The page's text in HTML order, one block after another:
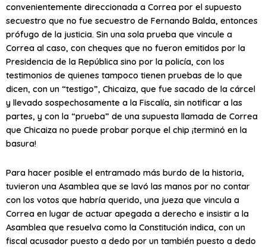
convenientemente direccionada a Correa por el supuesto
secuestro que no fue secuestro de Fernando Balda, entonces
prófugo de la justicia. Sin una sola prueba que vincule a
Correa al caso, con cheques que no fueron emitidos por la
Presidencia de la República sino por la policía, con los
testimonios de quienes tampoco tienen pruebas de lo que
dicen, con un “testigo”, Chicaiza, que fue sacado de la cárcel
y llevado sospechosamente a la Fiscalía, sin notificar a las
partes, y con la “prueba” de una supuesta llamada de Correa
que Chicaiza no puede probar porque el chip ¡terminó en la
basura!
Para hacer posible el entramado más burdo de la historia,
tuvieron una Asamblea que se lavó las manos por no contar
con los votos que habría querido, una jueza que vincula a
Correa en lugar de actuar apegada a derecho e insistir a la
Asamblea que resuelva como la Constitución indica, con un
fiscal acusador puesto a dedo por un también puesto a dedo